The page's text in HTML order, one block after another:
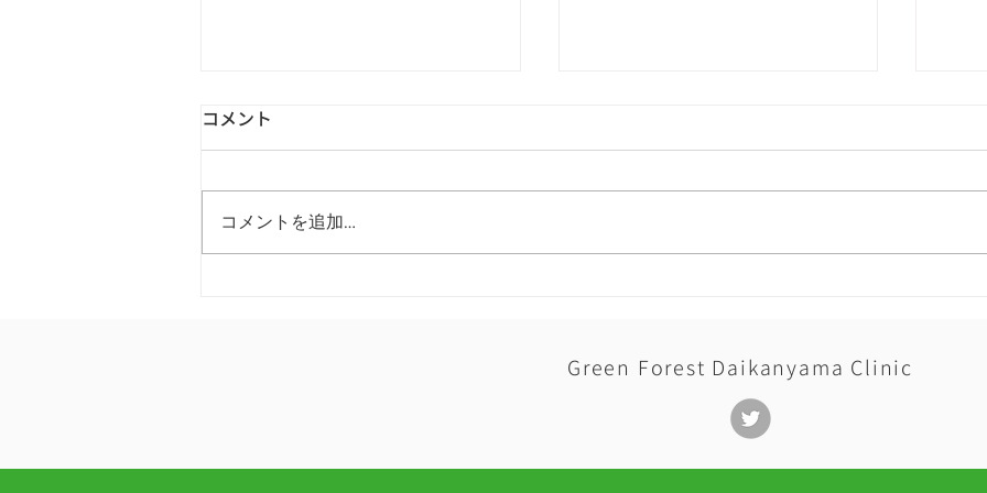
コメント
コメントを追加…
Green Forest Daikanyama Clinic